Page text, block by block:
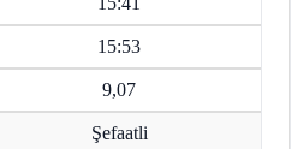
15:53
9,07
Şefaatli